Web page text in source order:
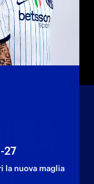
27
la nuova maglia